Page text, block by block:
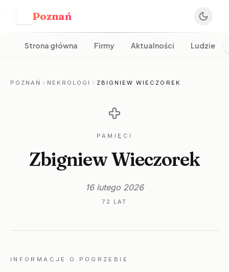
Poznań
Strona główna Firmy Aktualności Ludzie
POZNAŃ NEKROLOGI ZBIGNIEW WIECZOREK
PAMIĘCI
Zbigniew Wieczorek
16 lutego 2026
72 LAT
INFORMACJE O POGRZEBIE